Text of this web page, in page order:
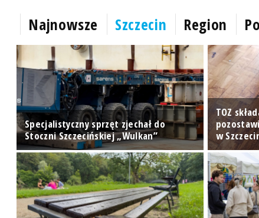
Najnowsze Szczecin Region
Specjalistyczny sprzęt zjechał do
Stoczni Szczecińskiej „Wulkan”
TOZ
w